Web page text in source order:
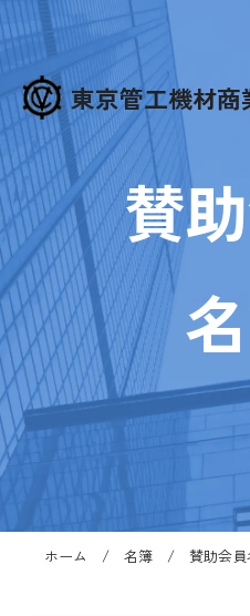
東京管工機材
賛
ホーム 名簿 賛助会